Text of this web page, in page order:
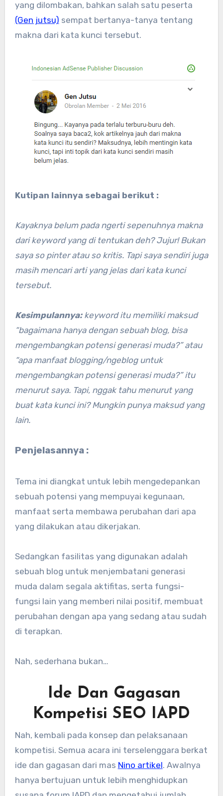
yang dilombakan, bahkan salah satu peserta
(Gen jutsu) sempat bertanya-tanya tentang
makna dari kata kunci tersebut.
Kutipan lainnya sebagai berikut :
Kayaknya belum pada ngerti sepenuhnya makna
dari keyword yang di tentukan deh? Jujur! Bukan
saya so pinter atau so kritis. Tapi saya sendiri juga
masih mencari arti yang jelas dari kata kunci
tersebut.
Kesimpulannya:keyword itu memiliki maksud
“bagaimana hanya dengan sebuah blog, bisa
mengembangkan potensi generasi muda?” atau
“apa manfaat blogging/ngeblog untuk
mengembangkan potensi generasi muda?” itu
menurut saya. Tapi, nggak tahu menurut yang
buat kata kunci ini? Mungkin punya maksud yang
lain.
Penjelasannya :
Tema ini diangkat untuk lebih mengedepankan
sebuah potensi yang mempuyai kegunaan,
manfaat serta membawa perubahan dari apa
yang dilakukan atau dikerjakan.
Sedangkan fasilitas yang digunakan adalah
sebuah blog untuk menjembatani generasi
muda dalam segala aktifitas, serta fungsi-
fungsi lain yang memberi nilai positif, membuat
perubahan dengan apa yang sedang atau sudah
di terapkan.
Nah, sederhana bukan…
Ide Dan Gagasan
Kompetisi SEO IAPD
Nah, kembali pada konsep dan pelaksanaan
kompetisi. Semua acara ini terselenggara berkat
ide dan gagasan dari mas Nino artikel. Awalnya
hanya bertujuan untuk lebih menghidupkan